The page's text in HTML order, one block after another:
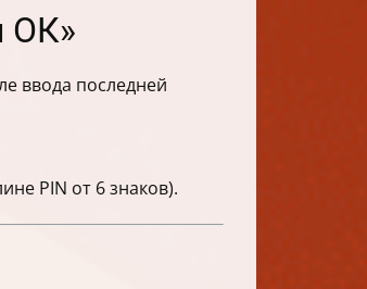
ОК»
ввода последней
PIN от 6 знаков).